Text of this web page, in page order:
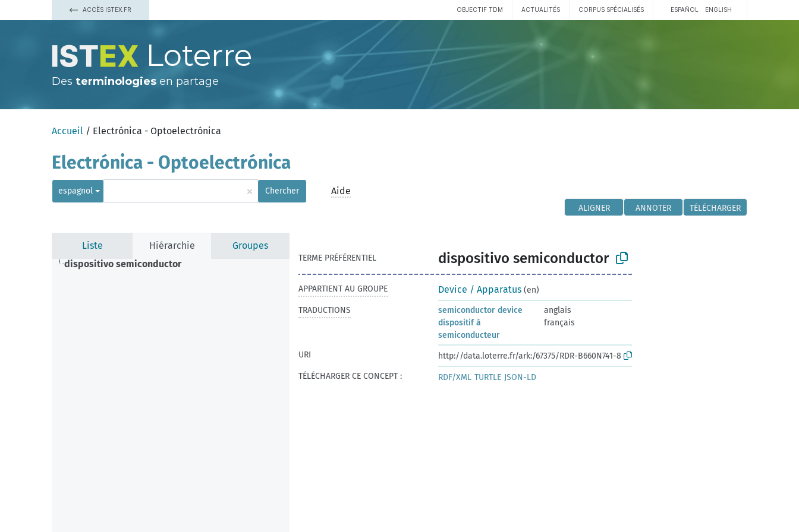
ACCÈS ISTEX.FR OBJECTIF TDM ACTUALITÉS CORPUS SPÉCIALISÉS ESPAÑOL ENGLISH
Loterre
Des terminologies en partage
Accueil / Electrónica - Optoelectrónica
Electrónica - Optoelectrónica
espagnol × Chercher Aide
ALIGNER ANNOTER TÉLÉCHARGER
Liste Hiérarchie
Groupes
dispositivo semiconductor
TERME PRÉFÉRENTIEL dispositivo semiconductor
APPARTIENT AU GROUPE Device / Apparatus (en)
TRADUCTIONS
semiconductor device
anglais
dispositif à
semiconducteur
français
URI
http://data.loterre.fr/ark:/67375/RDR-B660N741-8
TÉLÉCHARGER CE CONCEPT :
RDF/XML TURTLE JSON-LD